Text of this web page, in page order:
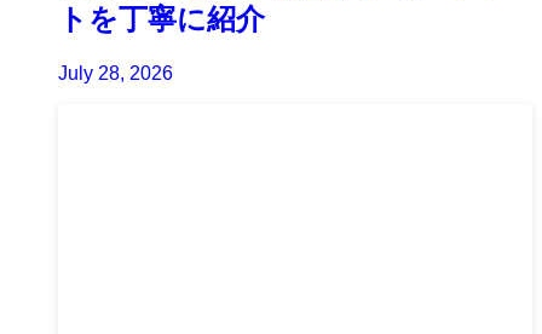
トを丁寧に紹介
July 28, 2026